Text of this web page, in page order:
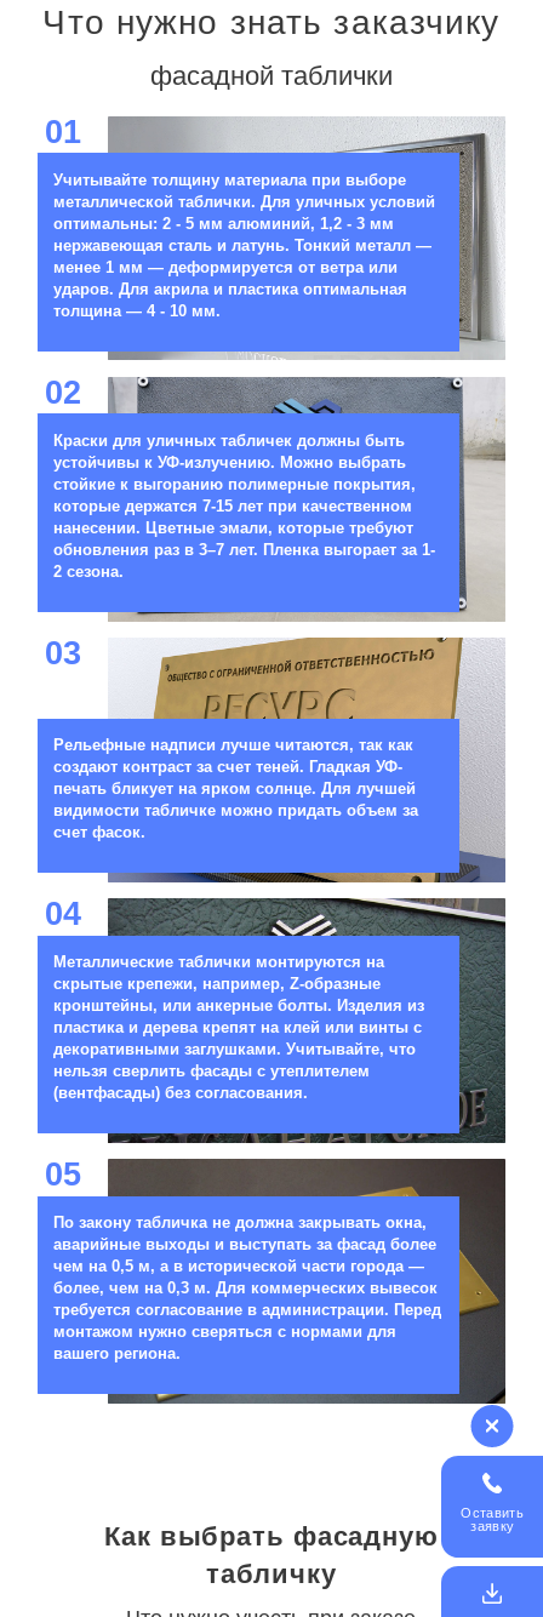
Что нужно знать заказчику
фасадной таблички
01
Учитывайте толщину материала при выборе
металлической таблички. Для уличных условий
оптимальны: 2 - 5 мм алюминий, 1,2 - 3 мм
нержавеющая сталь и латунь. Тонкий металл —
менее 1 мм — деформируется от ветра или
ударов. Для акрила и пластика оптимальная
толщина — 4 - 10 мм.
02
Краски для уличных табличек должны быть
устойчивы к УФ-излучению. Можно выбрать
стойкие к выгоранию полимерные покрытия,
которые держатся 7-15 лет при качественном
нанесении. Цветные эмали, которые требуют
обновления раз в 3–7 лет. Пленка выгорает за 1-
2 сезона.
03
Рельефные надписи лучше читаются, так как
создают контраст за счет теней. Гладкая УФ-
печать бликует на ярком солнце. Для лучшей
видимости табличке можно придать объем за
счет фасок.
04
Металлические таблички монтируются на
скрытые крепежи, например, Z-образные
кронштейны, или анкерные болты. Изделия из
пластика и дерева крепят на клей или винты с
декоративными заглушками. Учитывайте, что
нельзя сверлить фасады с утеплителем
(вентфасады) без согласования.
05
По закону табличка не должна закрывать окна,
аварийные выходы и выступать за фасад более
чем на 0,5 м, а в исторической части города —
более, чем на 0,3 м. Для коммерческих вывесок
требуется согласование в администрации. Перед
монтажом нужно сверяться с нормами для
вашего региона.
Как выбрать фасадную
табличку
Оставить
заявку